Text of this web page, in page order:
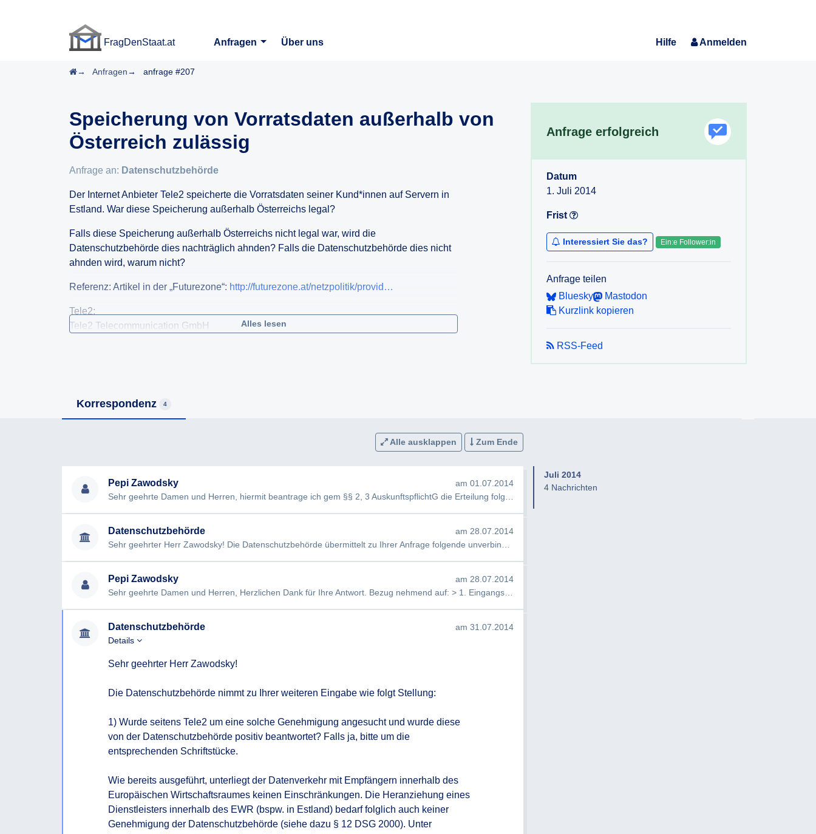
FragDenStaat.at
Anfragen
Über uns Hilfe Anmelden
Startseite
Anfragen anfrage #207
Speicherung von Vorratsdaten außerhalb von
Österreich zulässig
Anfrage an: Datenschutzbehörde
Der Internet Anbieter Tele2 speicherte die Vorratsdaten seiner Kund*innen auf Servern in
Estland. War diese Speicherung außerhalb Österreichs legal?
Falls diese Speicherung außerhalb Österreichs nicht legal war, wird die
Datenschutzbehörde dies nachträglich ahnden? Falls die Datenschutzbehörde dies nicht
ahnden wird, warum nicht?
Referenz: Artikel in der „Futurezone“: http://futurezone.at/netzpolitik/provid…
Tele2:
Tele2 Telecommunication GmbH
Firmensitz: Wien
UID-Nr.: ATU 39553103
Alles lesen
Anfrage erfolgreich
Datum
1. Juli 2014
Frist
Interessiert Sie das? Ein:e Follower:in
Anfrage teilen
Bluesky
Mastodon
Kurzlink kopieren
RSS-Feed
Korrespondenz 4
Alle ausklappen Zum Ende
Pepi Zawodsky
am 01.07.2014
Datenschutzbehörde
am 28.07.2014
Pepi Zawodsky
am 28.07.2014
Datenschutzbehörde
am 31.07.2014
Details
Sehr geehrter Herr Zawodsky!
Die Datenschutzbehörde nimmt zu Ihrer weiteren Eingabe wie folgt Stellung:
1) Wurde seitens Tele2 um eine solche Genehmigung angesucht und wurde diese
von der Datenschutzbehörde positiv beantwortet? Falls ja, bitte um die
entsprechenden Schriftstücke.
Wie bereits ausgeführt, unterliegt der Datenverkehr mit Empfängern innerhalb des
Europäischen Wirtschaftsraumes keinen Einschränkungen. Die Heranziehung eines
Dienstleisters innerhalb des EWR (bspw. in Estland) bedarf folglich auch keiner
Genehmigung der Datenschutzbehörde (siehe dazu § 12 DSG 2000). Unter
Juli 2014
4 Nachrichten